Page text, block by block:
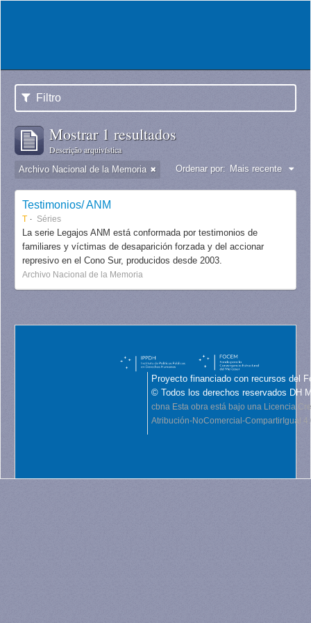
Filtro
Mostrar 1 resultados
Descrição arquivística
Archivo Nacional de la Memoria Ordenar por: Mais recente
Testimonios/ ANM
T Séries
La serie Legajos ANM está conformada por testimonios de
familiares y víctimas de desaparición forzada y del accionar
represivo en el Cono Sur, producidos desde 2003.
Archivo Nacional de la Memoria
Proyecto financiado con recursos del
© Todos los derechos reservados DH
cbna Esta obra está bajo una Licencia
Atribución-NoComercial-CompartirIgual